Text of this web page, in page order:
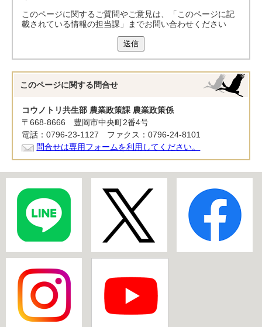
このページに関するご質問やご意見は、「このページに記
載されている情報の担当課」までお問い合わせください
送信
このページに関する 問合せ
コウノトリ共生部 農業政策課 農業政策係
〒668-8666 豊岡市中央町2番4号
電話：0796-23-1127 ファクス：0796-24-8101
問合せは専用フォームを利用してください。